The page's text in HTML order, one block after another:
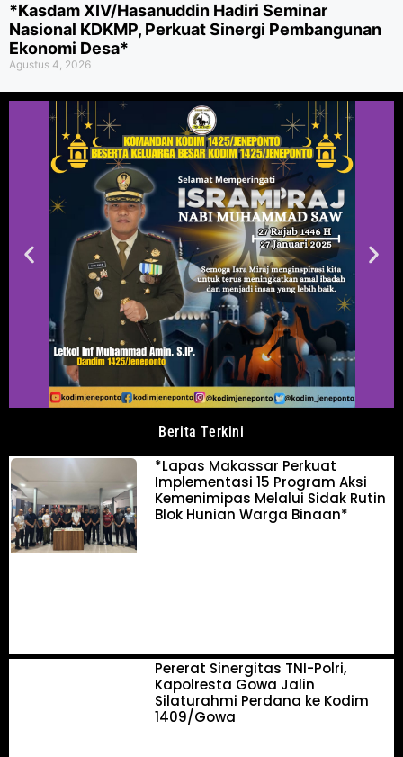
*Kasdam XIV/Hasanuddin Hadiri Seminar
Nasional KDKMP, Perkuat Sinergi Pembangunan
Ekonomi Desa*
Agustus 4, 2026
Berita Terkini
*Lapas Makassar Perkuat
Implementasi 15 Program Aksi
Kemenimipas Melalui Sidak Rutin
Blok Hunian Warga Binaan*
Pererat Sinergitas TNI-Polri,
Kapolresta Gowa Jalin
Silaturahmi Perdana ke Kodim
1409/Gowa